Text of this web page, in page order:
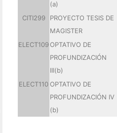
(a)
CITI299
PROYECTO TESIS DE
MAGISTER
ELECT109 OPTATIVO DE
PROFUNDIZACIÓN
III(b)
ELECT110 OPTATIVO DE
PROFUNDIZACIÓN IV
(b)